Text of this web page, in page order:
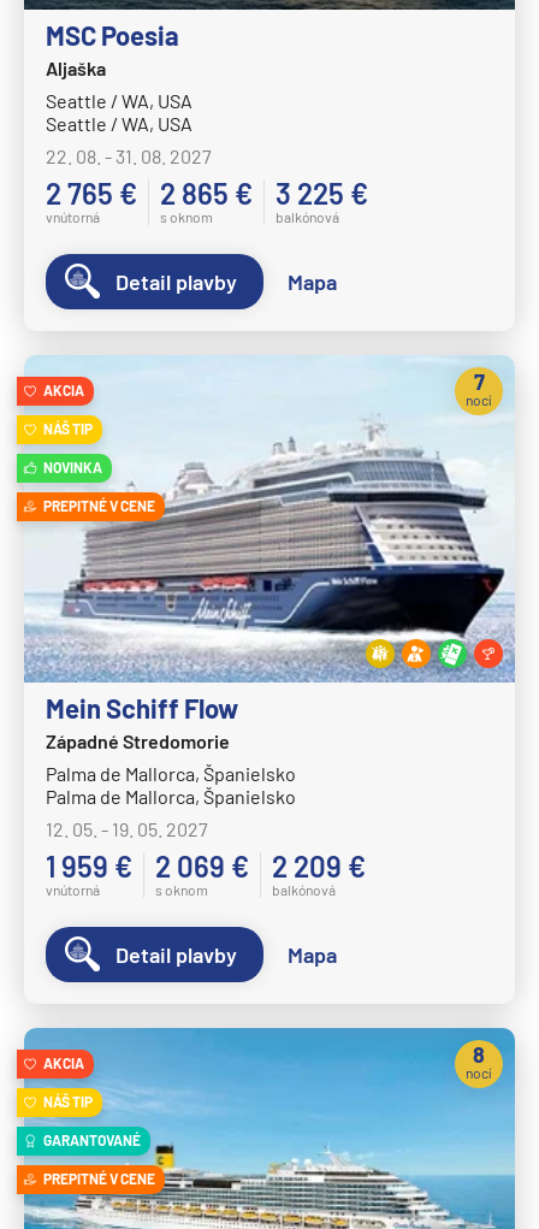
Expedičné plavby
Potvrdiť
Celebrity Flora
Celebrity Infinity
Celebrity Millennium
Celebrity Reflection®
Celebrity Silhouette®
Celebrity Solstice®
Celebrity Summit®
Celebrity Xcel℠
Celestyal Journey
Celestyal Olympia
Costa Cruises
Costa Deliziosa
Costa Diadema
Costa Fascinosa
Costa Favolosa
Costa Fortuna
Costa Pacifica
Costa Serena
Costa Smeralda
Costa Toscana
Crystal Serenity
Cunard Line
Queen Elizabeth
Queen Mary 2
Queen Victoria
MSC Poesia
Aljaška
Seattle / WA, USA
Seattle / WA, USA
22. 08. - 31. 08. 2027
2 765 €
vnútorná
2 865 €
s oknom
3 225 €
balkónová
Detail plavby Mapa
AKCIA
NÁŠ TIP
NOVINKA
PREPITNÉ V CENE
Mein Schiff Flow
Západné Stredomorie
Palma de Mallorca, Španielsko
Palma de Mallorca, Španielsko
12. 05. - 19. 05. 2027
1 959 €
vnútorná
2 069 €
s oknom
2 209 €
balkónová
7
nocí
Detail plavby Mapa
AKCIA
NÁŠ TIP
GARANTOVANÉ
PREPITNÉ V CENE
8
nocí